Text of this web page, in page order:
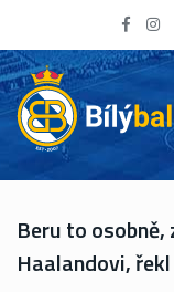
Beru to
Haalandovi,